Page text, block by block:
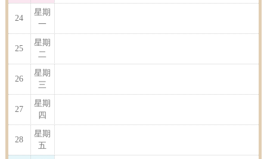
24
星期
一
25
星期
二
26
星期
三
27
星期
四
28
星期
五